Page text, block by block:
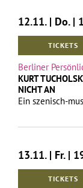
12.11. | Do. |
TICKETS
Berliner
KURT
NICHT AN
Ein szenisch-
13.11. | Fr. |
TICKETS